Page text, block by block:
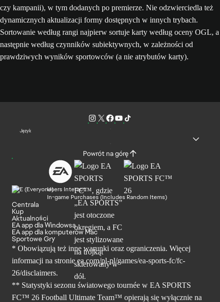
czy kampanii), w tym dodanych po premierze. Nie odzwierciedla też
dynamicznych aktualizacji formy dostępnych w innych trybach.
Sortowanie według rangi najpierw sortuje karty według oceny OGL, a
następnie według czynników subiektywnych, w zależności od
prawdziwych wyników sportowców (a nie atrybutów karty).
Język
Powrót na górę
Users Interact
In-game Purchases (Includes Random Items)
Centrala
Kup
Aktualności
EA app dla Windowsa
EA app dla komputerów Mac
Sportowe Gry
* Obowiązują też inne warunki oraz ograniczenia. Więcej
informacji na stronie ea.com/pl-pl/games/ea-sports-fc/fc-
26/disclaimers.
** Statystyki sezonu światowego tournée w EA SPORTS
FC™ 26 Football Ultimate Team™ opierają się wyłącznie na